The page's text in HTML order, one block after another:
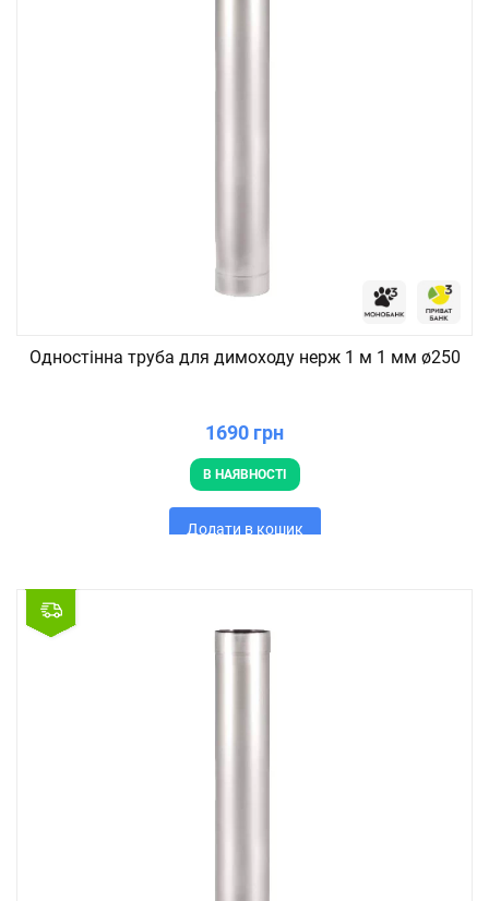
Одностінна труба для димоходу нерж 1 м 1 мм ø250
1690 грн
В НАЯВНОСТІ
Додати в кошик